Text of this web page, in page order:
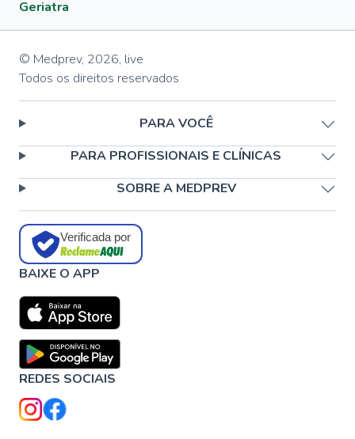
Geriatra
© Medprev, 2026, live
Todos os direitos reservados
PARA VOCÊ
PARA PROFISSIONAIS E CLÍNICAS
SOBRE A MEDPREV
Verificada por
BAIXE O APP
REDES SOCIAIS